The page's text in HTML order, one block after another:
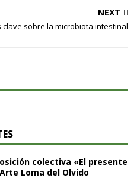
NEXT
clave sobre la microbiota intestinal
colectiva «El presente
Loma del Olvido